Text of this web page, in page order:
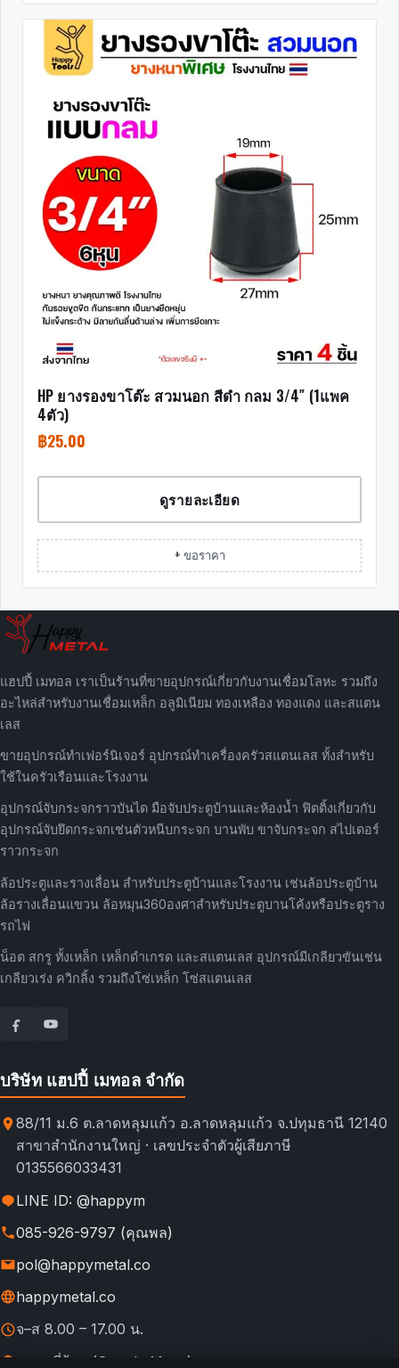
HP ยางรองขาโต๊ะ สวมนอก สีดำ กลม 3/4″ (1แพค
4ตัว)
฿25.00
ดูรายละเอียด
+ ขอราคา
แฮปปี้ เมทอล เราเป็นร้านที่ขายอุปกรณ์เกี่ยวกับงานเชื่อมโลหะ รวมถึง
อะไหล่สำหรับงานเชื่อมเหล็ก อลูมิเนียม ทองเหลือง ทองแดง และสแตน
เลส
ขายอุปกรณ์ทำเฟอร์นิเจอร์ อุปกรณ์ทำเครื่องครัวสแตนเลส ทั้งสำหรับ
ใช้ในครัวเรือนและโรงงาน
อุปกรณ์จับกระจกราวบันได มือจับประตูบ้านและห้องน้ำ ฟิตติ้งเกี่ยวกับ
อุปกรณ์จับยึดกระจกเช่นตัวหนีบกระจก บานพับ ขาจับกระจก สไปเดอร์
ราวกระจก
ล้อประตูและรางเลื่อน สำหรับประตูบ้านและโรงงาน เช่นล้อประตูบ้าน
ล้อรางเลื่อนแขวน ล้อหมุน360องศาสำหรับประตูบานโค้งหรือประตูราง
รถไฟ
น็อต สกรู ทั้งเหล็ก เหล็กดำเกรด และสแตนเลส อุปกรณ์มีเกลียวขันเช่น
เกลียวเร่ง ควิกลิ้ง รวมถึงโซ่เหล็ก โซ่สแตนเลส
บริษัท แฮปปี้ เมทอล จำกัด
88/11 ม.6 ต.ลาดหลุมแก้ว อ.ลาดหลุมแก้ว จ.ปทุมธานี 12140
สาขาสำนักงานใหญ่ · เลขประจำตัวผู้เสียภาษี
0135566033431
LINE ID: @happym
085-926-9797 (คุณพล)
pol@happymetal.co
happymetal.co
จ–ส 8.00 – 17.00 น.
ดูแผนที่ร้าน (Google Maps)